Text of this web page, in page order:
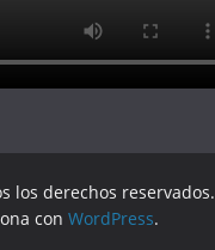
los derechos reservados.
con WordPress.